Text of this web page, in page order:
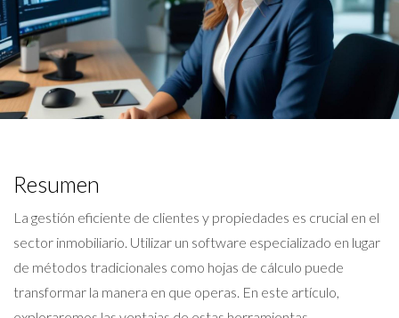
Resumen
La gestión eficiente de clientes y propiedades es crucial en el
sector inmobiliario. Utilizar un software especializado en lugar
de métodos tradicionales como hojas de cálculo puede
transformar la manera en que operas. En este artículo,